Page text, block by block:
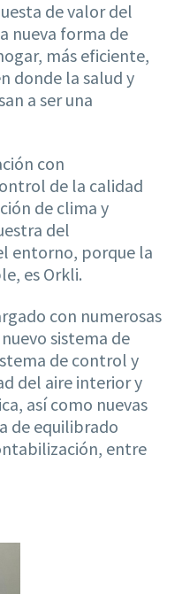
de valor del
nueva forma de
más eficiente,
donde la salud y
a ser una
con
de la calidad
de clima y
del
entorno, porque la
es Orkli.
con numerosas
sistema de
de control y
del aire interior y
así como nuevas
de equilibrado
entre